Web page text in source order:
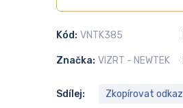
Kód: VNTK385
Značka: VIZRT - NEWTEK
Sdílej: Zkopírovat odkaz